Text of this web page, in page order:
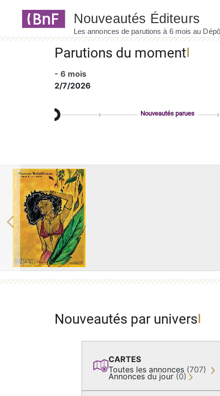
Parutions du moment
- 6 mois
2/7/2026
Nouveautés parues
Previous
Nouveautés par univers
CARTES
Toutes les annonces (707)
Annonces du jour (0)